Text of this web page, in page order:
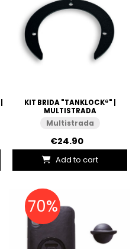
KIT BRIDA "TANKLOCK®" |
MULTISTRADA
Multistrada
€24.90
Add to cart
70%